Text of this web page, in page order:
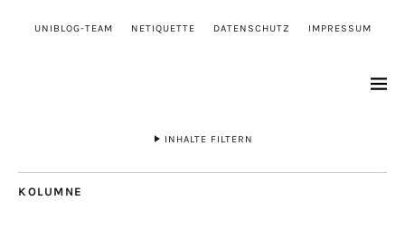
UNIBLOG-TEAM NETIQUETTE DATENSCHUTZ IMPRESSUM
INHALTE FILTERN
KOLUMNE